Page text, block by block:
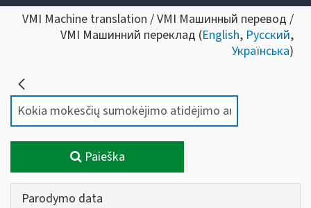
VMI Machine translation / VMI Машинный перевод /
VMI Машинний переклад (English, Русский,
Українська)
Paieška
Parodymo data